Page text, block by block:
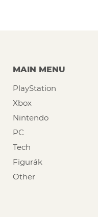
MAIN MENU
PlayStation
Xbox
Nintendo
PC
Tech
Figurák
Other